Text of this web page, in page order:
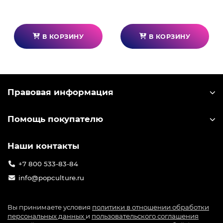
В КОРЗИНУ В КОРЗИНУ
Правовая информация
Помощь покупателю
Наши контакты
+7 800 533-83-84
info@popculture.ru
Вы принимаете условия политики в отношении обработки
персональных данных и пользовательского соглашения